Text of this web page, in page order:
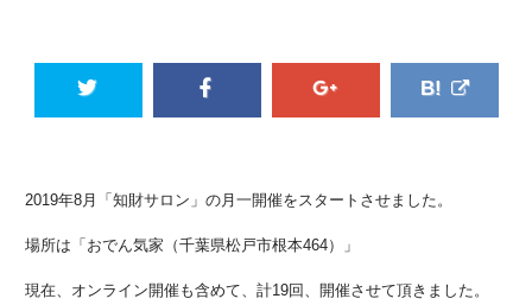
2019年8月「知財サロン」の月一開催をスタートさせました。
場所は「おでん気家（千葉県松戸市根本464）」
現在、オンライン開催も含めて、計19回、開催させて頂きました。